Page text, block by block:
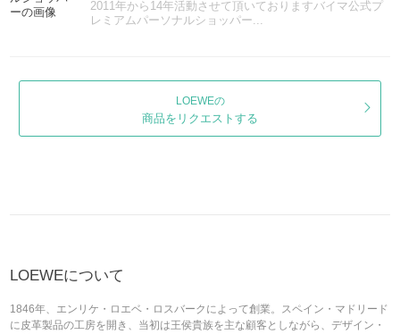
2011年から14年活動させて頂いておりますバイマ公式プ
レミアムパーソナルショッパー...
LOEWEの
商品をリクエストする
LOEWEについて
1846年、エンリケ・ロエベ・ロスバークによって創業。スペイン・マドリード
に皮革製品の工房を開き、当初は王侯貴族を主な顧客としながら、デザイン・